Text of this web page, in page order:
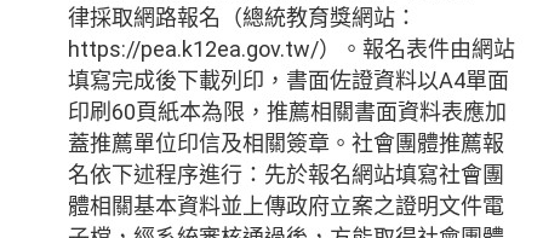
律採取網路報名（總統教育獎網站：
https://pea.k12ea.gov.tw/）。報名表件由網站
填寫完成後下載列印，書面佐證資料以A4單面
印刷60頁紙本為限，推薦相關書面資料表應加
蓋推薦單位印信及相關簽章。社會團體推薦報
名依下述程序進行：先於報名網站填寫社會團
體相關基本資料並上傳政府立案之證明文件電